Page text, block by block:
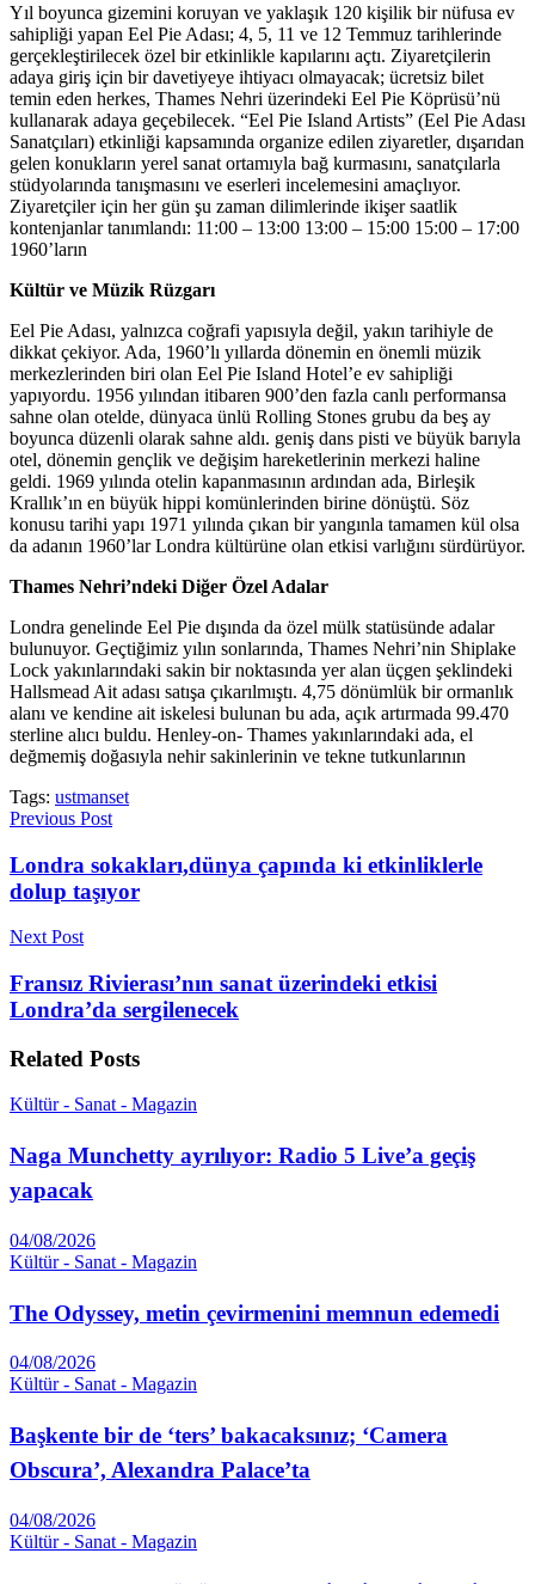
Yıl boyunca gizemini koruyan ve yaklaşık 120 kişilik bir nüfusa ev
sahipliği yapan Eel Pie Adası; 4, 5, 11 ve 12 Temmuz tarihlerinde
gerçekleştirilecek özel bir etkinlikle kapılarını açtı. Ziyaretçilerin
adaya giriş için bir davetiyeye ihtiyacı olmayacak; ücretsiz bilet
temin eden herkes, Thames Nehri üzerindeki Eel Pie Köprüsü’nü
kullanarak adaya geçebilecek. “Eel Pie Island Artists” (Eel Pie Adası
Sanatçıları) etkinliği kapsamında organize edilen ziyaretler, dışarıdan
gelen konukların yerel sanat ortamıyla bağ kurmasını, sanatçılarla
stüdyolarında tanışmasını ve eserleri incelemesini amaçlıyor.
Ziyaretçiler için her gün şu zaman dilimlerinde ikişer saatlik
kontenjanlar tanımlandı: 11:00 – 13:00 13:00 – 15:00 15:00 – 17:00
1960’ların
Kültür ve Müzik Rüzgarı
Eel Pie Adası, yalnızca coğrafi yapısıyla değil, yakın tarihiyle de
dikkat çekiyor. Ada, 1960’lı yıllarda dönemin en önemli müzik
merkezlerinden biri olan Eel Pie Island Hotel’e ev sahipliği
yapıyordu. 1956 yılından itibaren 900’den fazla canlı performansa
sahne olan otelde, dünyaca ünlü Rolling Stones grubu da beş ay
boyunca düzenli olarak sahne aldı. geniş dans pisti ve büyük barıyla
otel, dönemin gençlik ve değişim hareketlerinin merkezi haline
geldi. 1969 yılında otelin kapanmasının ardından ada, Birleşik
Krallık’ın en büyük hippi komünlerinden birine dönüştü. Söz
konusu tarihi yapı 1971 yılında çıkan bir yangınla tamamen kül olsa
da adanın 1960’lar Londra kültürüne olan etkisi varlığını sürdürüyor.
Thames Nehri’ndeki Diğer Özel Adalar
Londra genelinde Eel Pie dışında da özel mülk statüsünde adalar
bulunuyor. Geçtiğimiz yılın sonlarında, Thames Nehri’nin Shiplake
Lock yakınlarındaki sakin bir noktasında yer alan üçgen şeklindeki
Hallsmead Ait adası satışa çıkarılmıştı. 4,75 dönümlük bir ormanlık
alanı ve kendine ait iskelesi bulunan bu ada, açık artırmada 99.470
sterline alıcı buldu. Henley-on- Thames yakınlarındaki ada, el
değmemiş doğasıyla nehir sakinlerinin ve tekne tutkunlarının
Tags: ustmanset
Previous Post
Londra sokakları,dünya çapında ki etkinliklerle
dolup taşıyor
Next Post
Fransız Rivierası’nın sanat üzerindeki etkisi
Londra’da sergilenecek
Related Posts
Kültür - Sanat - Magazin
Naga Munchetty ayrılıyor: Radio 5 Live’a geçiş
yapacak
04/08/2026
Kültür - Sanat - Magazin
The Odyssey, metin çevirmenini memnun edemedi
04/08/2026
Kültür - Sanat - Magazin
Başkente bir de ‘ters’ bakacaksınız; ‘Camera
Obscura’, Alexandra Palace’ta
04/08/2026
Kültür - Sanat - Magazin